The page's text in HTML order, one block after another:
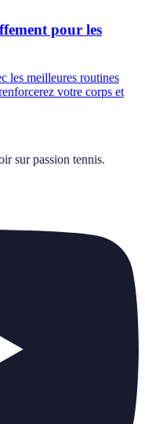
pour les
les meilleures routines
votre corps et
sur passion tennis.